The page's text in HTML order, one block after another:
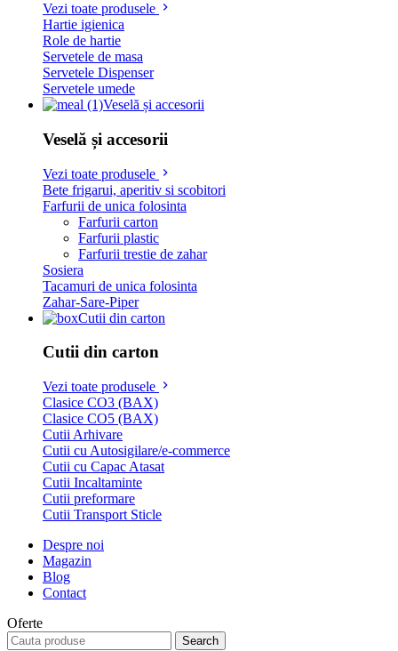
Vezi toate produsele
Hartie igienica
Role de hartie
Servetele de masa
Servetele Dispenser
Servetele umede
Veselă și accesorii
Veselă și accesorii
Vezi toate produsele
Bete frigarui, aperitiv si scobitori
Farfurii de unica folosinta
Farfurii carton
Farfurii plastic
Farfurii trestie de zahar
Sosiera
Tacamuri de unica folosinta
Zahar-Sare-Piper
Cutii din carton
Cutii din carton
Vezi toate produsele
Clasice CO3 (BAX)
Clasice CO5 (BAX)
Cutii Arhivare
Cutii cu Autosigilare/e-commerce
Cutii cu Capac Atasat
Cutii Incaltaminte
Cutii preformare
Cutii Transport Sticle
Despre noi
Magazin
Blog
Contact
Oferte
Search